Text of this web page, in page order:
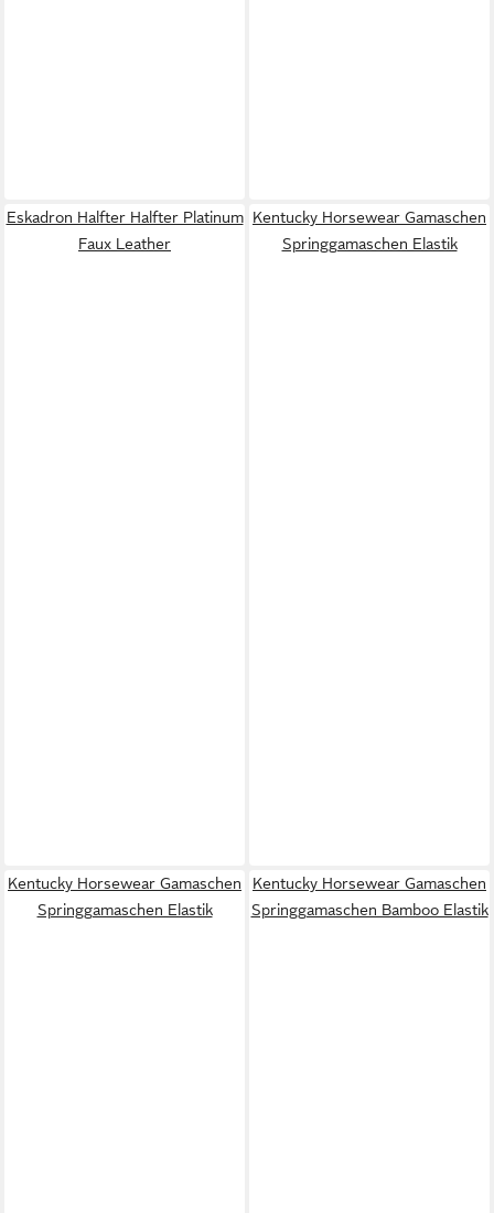
Eskadron Halfter Halfter Platinum
Faux Leather
Kentucky Horsewear Gamaschen
Springgamaschen Elastik
Kentucky Horsewear Gamaschen
Springgamaschen Elastik
Kentucky Horsewear Gamaschen
Springgamaschen Bamboo Elastik